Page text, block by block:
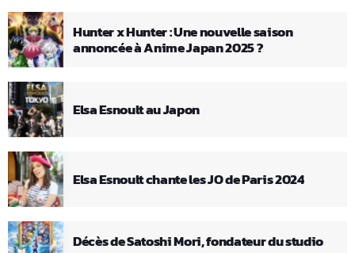
Hunter x Hunter : Une nouvelle saison
annoncée à Anime Japan 2025 ?
Elsa Esnoult au Japon
Elsa Esnoult chante les JO de Paris 2024
Décès de Satoshi Mori, fondateur du studio